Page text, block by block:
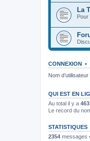
La
Pour
CONNEXION •
Nom d’utilisateur
QUI EST EN
Au total il y a 463
Le record du
STATISTIQUES
2354 messages